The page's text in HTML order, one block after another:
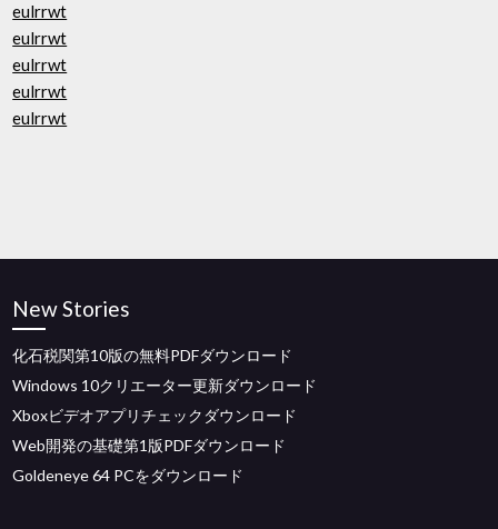
eulrrwt
eulrrwt
eulrrwt
eulrrwt
eulrrwt
New Stories
化石税関第10版の無料PDFダウンロード
Windows 10クリエーター更新ダウンロード
Xboxビデオアプリチェックダウンロード
Web開発の基礎第1版PDFダウンロード
Goldeneye 64 PCをダウンロード